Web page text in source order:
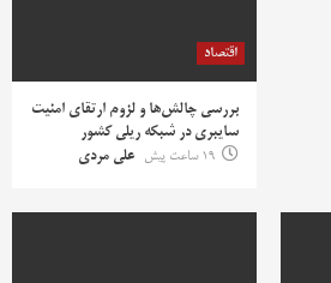
اقتصاد
بررسی چالش‌ها و لزوم ارتقای امنیت
سایبری در شبکه ریلی کشور
19 ساعت پیش
علی مردی